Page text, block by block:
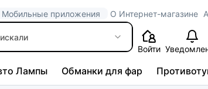
Мобильные приложения О Интернет-магазине
Войти
Лампы Обманки для фар